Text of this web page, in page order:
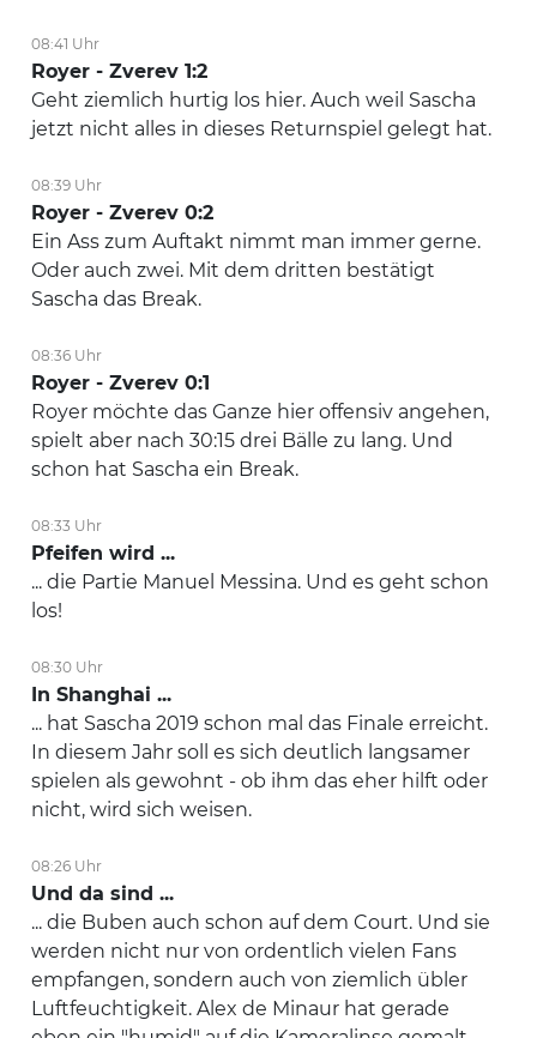
08:41 Uhr
Royer - Zverev 1:2
Geht ziemlich hurtig los hier. Auch weil Sascha
jetzt nicht alles in dieses Returnspiel gelegt hat.
08:39 Uhr
Royer - Zverev 0:2
Ein Ass zum Auftakt nimmt man immer gerne.
Oder auch zwei. Mit dem dritten bestätigt
Sascha das Break.
08:36 Uhr
Royer - Zverev 0:1
Royer möchte das Ganze hier offensiv angehen,
spielt aber nach 30:15 drei Bälle zu lang. Und
schon hat Sascha ein Break.
08:33 Uhr
Pfeifen wird ...
... die Partie Manuel Messina. Und es geht schon
los!
08:30 Uhr
In Shanghai ...
... hat Sascha 2019 schon mal das Finale erreicht.
In diesem Jahr soll es sich deutlich langsamer
spielen als gewohnt - ob ihm das eher hilft oder
nicht, wird sich weisen.
08:26 Uhr
Und da sind ...
... die Buben auch schon auf dem Court. Und sie
werden nicht nur von ordentlich vielen Fans
empfangen, sondern auch von ziemlich übler
Luftfeuchtigkeit. Alex de Minaur hat gerade